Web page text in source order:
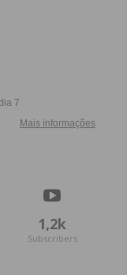
1,2k
Subscribers